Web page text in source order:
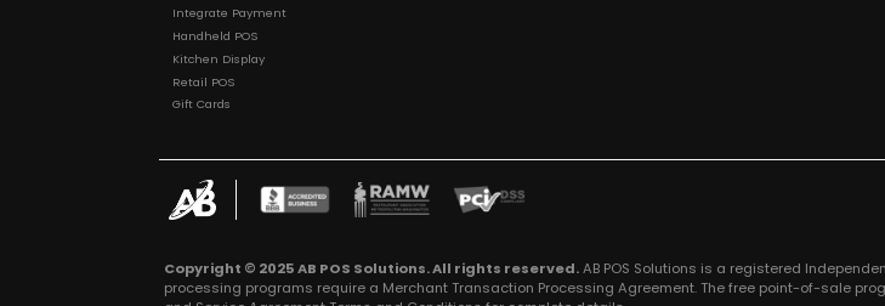
Integrate Payment
Handheld POS
Kitchen Display
Retail POS
Gift Cards
Copyright © 2025 AB POS Solutions. All rights reserved.AB POS Solutions is a registered
processing programs require a Merchant Transaction Processing Agreement. The free point-of-sale